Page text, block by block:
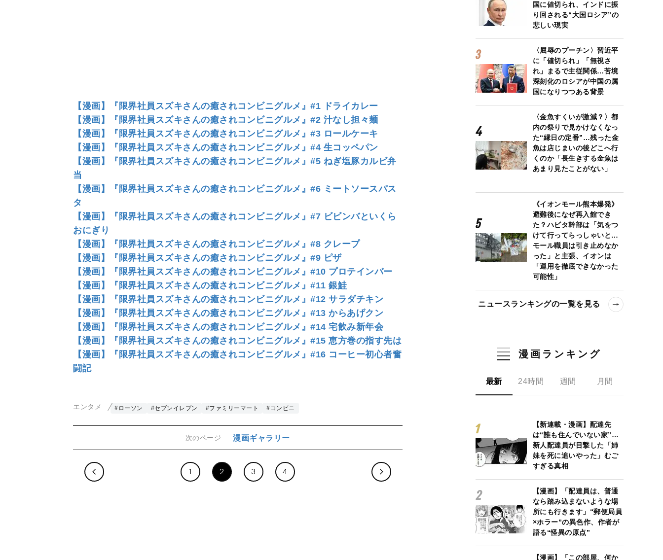
【漫画】『限界社員スズキさんの癒されコンビニグルメ』#1 ドライカレー
【漫画】『限界社員スズキさんの癒されコンビニグルメ』#2 汁なし担々麺
【漫画】『限界社員スズキさんの癒されコンビニグルメ』#3 ロールケーキ
【漫画】『限界社員スズキさんの癒されコンビニグルメ』#4 生コッペパン
【漫画】『限界社員スズキさんの癒されコンビニグルメ』#5 ねぎ塩豚カルビ弁
当
【漫画】『限界社員スズキさんの癒されコンビニグルメ』#6 ミートソースパス
タ
【漫画】『限界社員スズキさんの癒されコンビニグルメ』#7 ビビンバといくら
おにぎり
【漫画】『限界社員スズキさんの癒されコンビニグルメ』#8 クレープ
【漫画】『限界社員スズキさんの癒されコンビニグルメ』#9 ピザ
【漫画】『限界社員スズキさんの癒されコンビニグルメ』#10 プロテインバー
【漫画】『限界社員スズキさんの癒されコンビニグルメ』#11 銀鮭
【漫画】『限界社員スズキさんの癒されコンビニグルメ』#12 サラダチキン
【漫画】『限界社員スズキさんの癒されコンビニグルメ』#13 からあげクン
【漫画】『限界社員スズキさんの癒されコンビニグルメ』#14 宅飲み新年会
【漫画】『限界社員スズキさんの癒されコンビニグルメ』#15 恵方巻の指す先は
【漫画】『限界社員スズキさんの癒されコンビニグルメ』#16 コーヒー初心者奮
闘記
エンタメ #ローソン #セブンイレブン #ファミリーマート #コンビニ
次のページ 漫画ギャラリー
1 2 3 4
国に値切られ、インドに振
り回される“大国ロシア”の
悲しい現実
〈屈辱のプーチン〉習近平
に「値切られ」「無視さ
れ」まるで主従関係…苦境
深刻化のロシアが中国の属
国になりつつある背景
〈金魚すくいが激減？〉都
内の祭りで見かけなくなっ
た“縁日の定番”…残った金
魚は店じまいの後どこへ行
くのか「長生きする金魚は
あまり見たことがない」
《イオンモール熊本爆発》
避難後になぜ再入館でき
た？ハビタ幹部は「気をつ
けて行ってらっしゃいと…
モール職員は引き止めなか
った」と主張、イオンは
「運用を徹底できなかった
可能性」
ニュースランキングの一覧を見る
漫画ランキング
最新 24時間 週間 月間
【新連載・漫画】配達先
は“誰も住んでいない家”…
新人配達員が目撃した「姉
妹を死に追いやった」むご
すぎる真相
【漫画】「配達員は、普通
なら踏み込まないような場
所にも行きます」“郵便局員
×ホラー”の異色作、作者が
語る“怪異の原点”
【漫画】「この部屋、何か